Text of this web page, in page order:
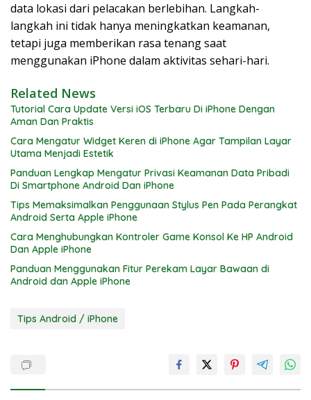
data lokasi dari pelacakan berlebihan. Langkah-
langkah ini tidak hanya meningkatkan keamanan,
tetapi juga memberikan rasa tenang saat
menggunakan iPhone dalam aktivitas sehari-hari.
Related News
Tutorial Cara Update Versi iOS Terbaru Di iPhone Dengan
Aman Dan Praktis
Cara Mengatur Widget Keren di iPhone Agar Tampilan Layar
Utama Menjadi Estetik
Panduan Lengkap Mengatur Privasi Keamanan Data Pribadi
Di Smartphone Android Dan iPhone
Tips Memaksimalkan Penggunaan Stylus Pen Pada Perangkat
Android Serta Apple iPhone
Cara Menghubungkan Kontroler Game Konsol Ke HP Android
Dan Apple iPhone
Panduan Menggunakan Fitur Perekam Layar Bawaan di
Android dan Apple iPhone
Tips Android / iPhone